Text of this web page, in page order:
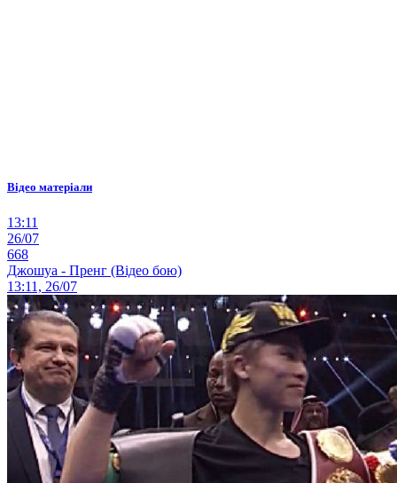
Відео матеріали
13:11
26/07
668
Джошуа - Пренг (Відео бою)
13:11, 26/07